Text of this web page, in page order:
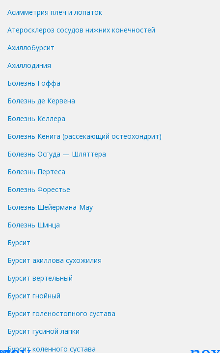
Асимметрия плеч и лопаток
Атеросклероз сосудов нижних конечностей
Ахиллобурсит
Ахиллодиния
Болезнь Гоффа
Болезнь де Кервена
Болезнь Келлера
Болезнь Кенига (рассекающий остеохондрит)
Болезнь Осгуда — Шляттера
Болезнь Пертеса
Болезнь Форестье
Болезнь Шейермана-Мау
Болезнь Шинца
Бурсит
Бурсит ахиллова сухожилия
Бурсит вертельный
Бурсит гнойный
Бурсит голеностопного сустава
Бурсит гусиной лапки
Бурсит коленного сустава